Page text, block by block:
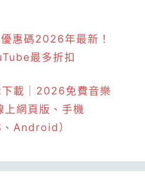
惠碼2026年最新！
最多折扣
載｜2026免費音樂
上網頁版、手機
Android）